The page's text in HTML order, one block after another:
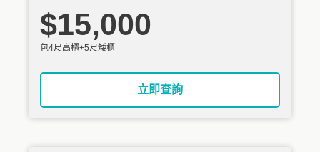
$15,000
包4尺高櫃+5尺矮櫃
立即查詢